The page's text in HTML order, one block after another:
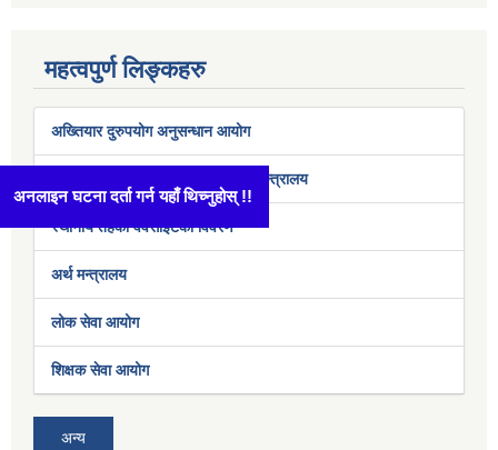
महत्वपुर्ण लिङ्कहरु
अख्तियार दुरुपयोग अनुसन्धान आयोग
सङ्घीय मामिला तथा सामान्य प्रशासन मन्त्रालय
स्थानीय तहको वेवसाईटको विवरण
अर्थ मन्त्रालय
लोक सेवा आयोग
शिक्षक सेवा आयोग
अन्य
अनलाइन घटना दर्ता गर्न यहाँ थिच्नुहोस् !!